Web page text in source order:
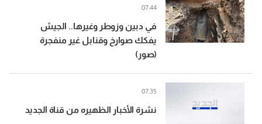
في دبين وزوطر وغيرها.. الجيش
يفكك صوارخ وقنابل غير منفجرة
(صور)
07:44
نشرة الأخبار الظهيره من قناة الجديد
07:35